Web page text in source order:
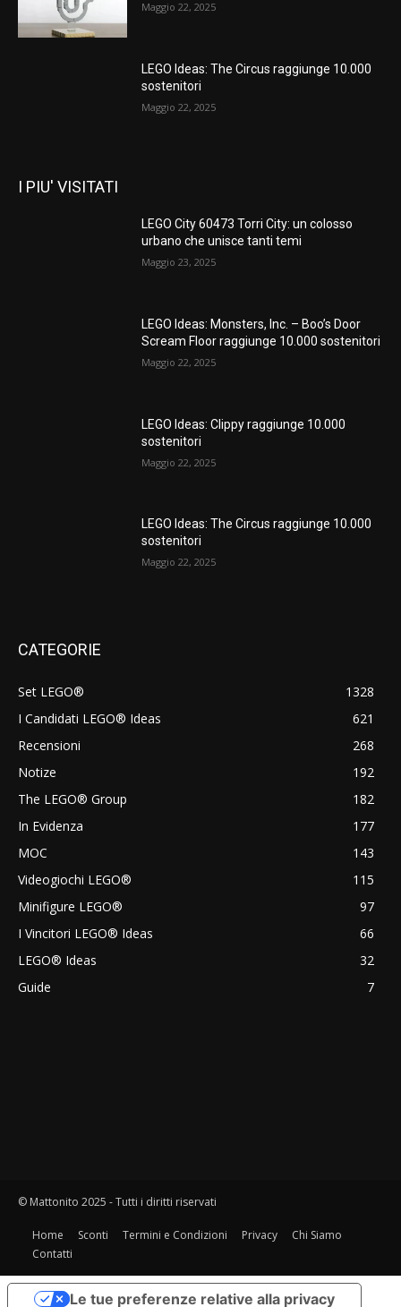
Maggio 22, 2025
LEGO Ideas: The Circus raggiunge 10.000
sostenitori
Maggio 22, 2025
I PIU' VISITATI
LEGO City 60473 Torri City: un colosso
urbano che unisce tanti temi
Maggio 23, 2025
LEGO Ideas: Monsters, Inc. – Boo’s Door
Scream Floor raggiunge 10.000 sostenitori
Maggio 22, 2025
LEGO Ideas: Clippy raggiunge 10.000
sostenitori
Maggio 22, 2025
LEGO Ideas: The Circus raggiunge 10.000
sostenitori
Maggio 22, 2025
CATEGORIE
Set LEGO®
1328
I Candidati LEGO® Ideas
621
Recensioni
268
Notize
192
The LEGO® Group
182
In Evidenza
177
MOC
143
Videogiochi LEGO®
115
Minifigure LEGO®
97
I Vincitori LEGO® Ideas
66
LEGO® Ideas
32
Guide
7
© Mattonito 2025 - Tutti i diritti riservati
Home Sconti Termini e Condizioni Privacy
Chi Siamo
Contatti
Le tue preferenze relative alla privacy